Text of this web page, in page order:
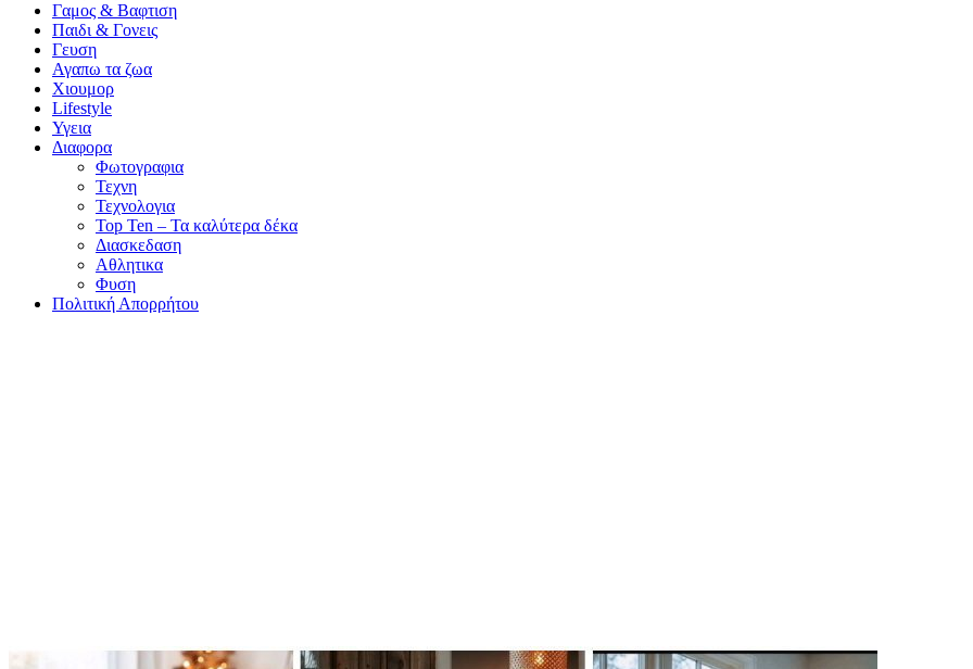
Γαμος & Βαφτιση
Παιδι & Γονεις
Γευση
Αγαπω τα ζωα
Xιουμορ
Lifestyle
Υγεια
Διαφορα
Φωτογραφια
Τεχνη
Τεχνολογια
Top Ten – Τα καλύτερα δέκα
Διασκεδαση
Αθλητικα
Φυση
Πολιτική Απορρήτου